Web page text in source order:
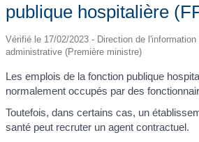
publique hospitalière
Vérifié le 17/02/2023 - Direction de l'information
administrative (Première ministre)
Les emplois de la fonction publique
normalement occupés par des
Toutefois, dans certains cas, un
santé peut recruter un agent contractuel.